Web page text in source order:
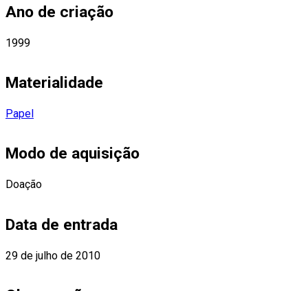
Ano de criação
1999
Materialidade
Papel
Modo de aquisição
Doação
Data de entrada
29 de julho de 2010